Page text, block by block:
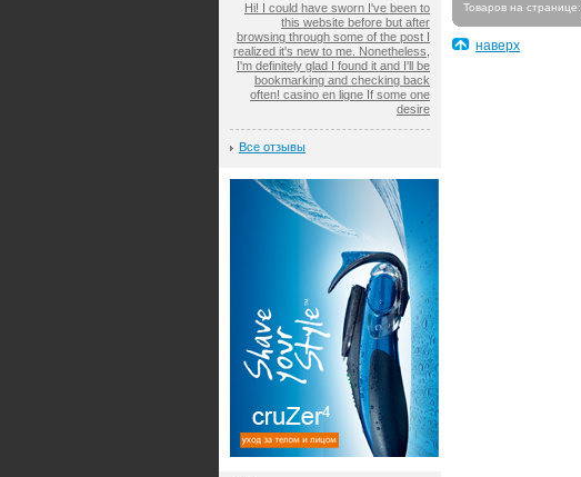
Товаров на странице:
наверх
Hi! I could have sworn I've been to
this website before but after
browsing through some of the post I
realized it's new to me. Nonetheless,
I'm definitely glad I found it and I'll be
bookmarking and checking back
often! casino en ligne If some one
desire
Все отзывы